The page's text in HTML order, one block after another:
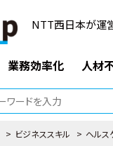
NTT西日本が運
業務効率化 人材
> ビジネススキル > ヘルス